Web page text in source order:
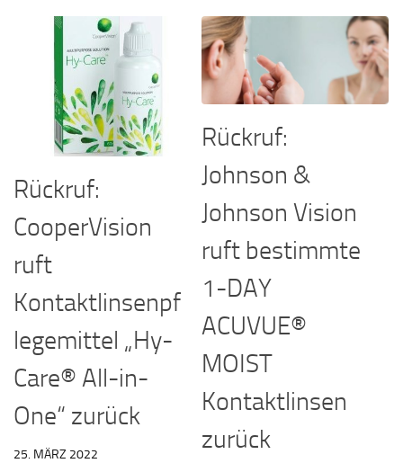
Rückruf:
CooperVision
ruft
Kontaktlinsenpf
legemittel „Hy-
Care® All-in-
One“ zurück
25. MÄRZ 2022
Rückruf:
Johnson &
Johnson Vision
ruft bestimmte
1-DAY
ACUVUE®
MOIST
Kontaktlinsen
zurück